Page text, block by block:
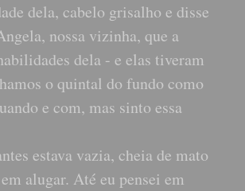
dela, cabelo grisalho e disse
nossa vizinha, que a
dela - e elas tiveram
o quintal do fundo como
e com, mas sinto essa
estava vazia, cheia de mato
alugar. Até eu pensei em